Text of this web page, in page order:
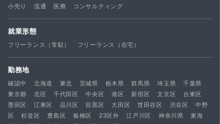
小売り
流通 医療 コンサルティング
就業形態
フリーランス（常駐） フリーランス（在宅）
勤務地
確認中 北海道 東北 茨城県 栃木県 群馬県 埼玉県
千葉県
東京都
北区 千代田区 中央区 港区 新宿区 文京区
台東区
墨田区
江東区 品川区 目黒区 大田区 世田谷区 渋谷区
中野
区
杉並区 豊島区 板橋区 23区外 江戸川区 神奈川県
東海